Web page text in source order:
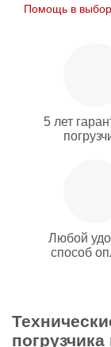
Помощь в
5 лет
Любой
способ